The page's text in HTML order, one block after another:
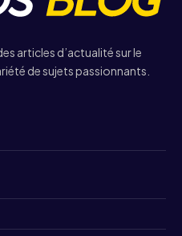
articles d’actualité sur le
de sujets passionnants.